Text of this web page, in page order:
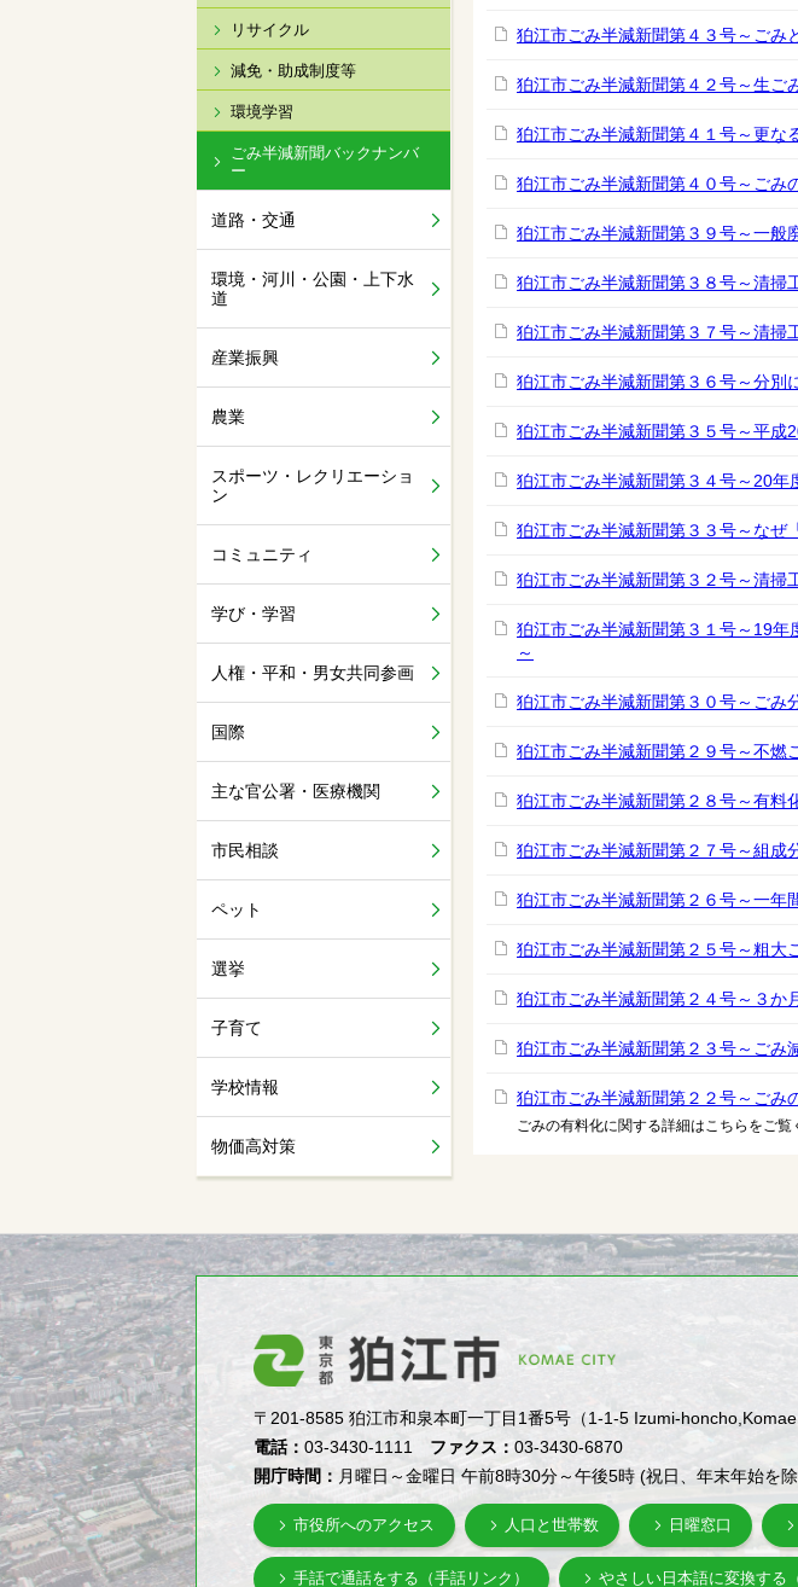
リサイクル
減免・助成制度等
環境学習
ごみ半減新聞バックナンバ
ー
道路・交通
環境・河川・公園・上下水
道
産業振興
農業
スポーツ・レクリエーショ
ン
コミュニティ
学び・学習
人権・平和・男女共同参画
国際
主な官公署・医療機関
市民相談
ペット
選挙
子育て
学校情報
物価高対策
狛江市ごみ半減新聞第４３号～ごみ
狛江市ごみ半減新聞第４２号～生ご
狛江市ごみ半減新聞第４１号～更な
狛江市ごみ半減新聞第４０号～ごみ
狛江市ごみ半減新聞第３９号～一般
狛江市ごみ半減新聞第３８号～清掃
狛江市ごみ半減新聞第３７号～清掃
狛江市ごみ半減新聞第３６号～分別
狛江市ごみ半減新聞第３５号～平成
狛江市ごみ半減新聞第３４号～20年
狛江市ごみ半減新聞第３３号～なぜ
狛江市ごみ半減新聞第３２号～清掃
狛江市ごみ半減新聞第３１号～19年
～
狛江市ごみ半減新聞第３０号～ごみ
狛江市ごみ半減新聞第２９号～不燃
狛江市ごみ半減新聞第２８号～有料
狛江市ごみ半減新聞第２７号～組成
狛江市ごみ半減新聞第２６号～一年
狛江市ごみ半減新聞第２５号～粗大
狛江市ごみ半減新聞第２４号～３か
狛江市ごみ半減新聞第２３号～ごみ
狛江市ごみ半減新聞第２２号～ごみ
ごみの有料化に関する詳細はこちらをご覧
〒201-8585 狛江市和泉本町一丁目1番5号（1-1-5 Izumi-
電話：03-3430-1111 ファクス：03-3430-6870
開庁時間： 月曜日～金曜日 午前8時30分～午後5時 (祝日、年末年始を
市役所へのアクセス 人口と世帯数 日曜窓口
手話で通話をする（手話リンク） やさしい日本語に変換する